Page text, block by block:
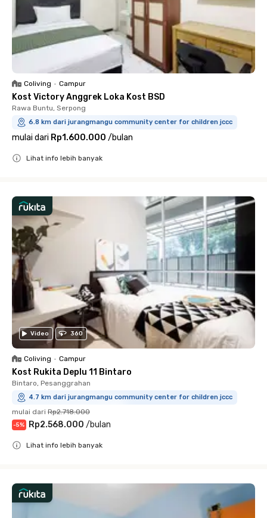
Coliving • Campur
Kost Victory Anggrek Loka Kost BSD
Rawa Buntu, Serpong
6.8 km dari jurangmangu community center for children jccc
mulai dari Rp1.600.000 /bulan
Lihat info lebih banyak
Video 360
Coliving • Campur
Kost Rukita Deplu 11 Bintaro
Bintaro, Pesanggrahan
4.7 km dari jurangmangu community center for children jccc
mulai dari Rp2.718.000
-5% Rp2.568.000 /bulan
Lihat info lebih banyak